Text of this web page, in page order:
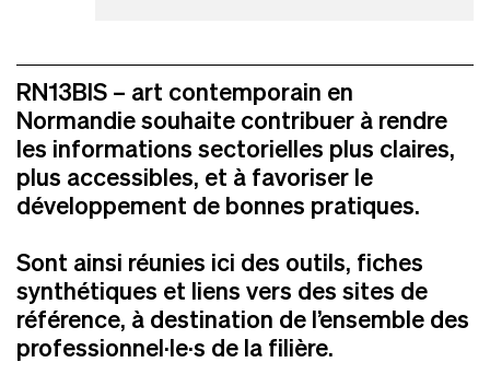
RN13BIS – art contemporain en
Normandie souhaite contribuer à rendre
les informations sectorielles plus claires,
plus accessibles, et à favoriser le
développement de bonnes pratiques.
Sont ainsi réunies ici des outils, fiches
synthétiques et liens vers des sites de
référence, à destination de l’ensemble des
professionnel·le·s de la filière.